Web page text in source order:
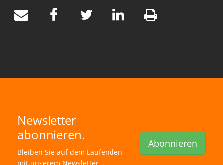
Newsletter
abonnieren.
Bleiben Sie auf dem Laufenden
mit unserem Newsletter.
Abonnieren